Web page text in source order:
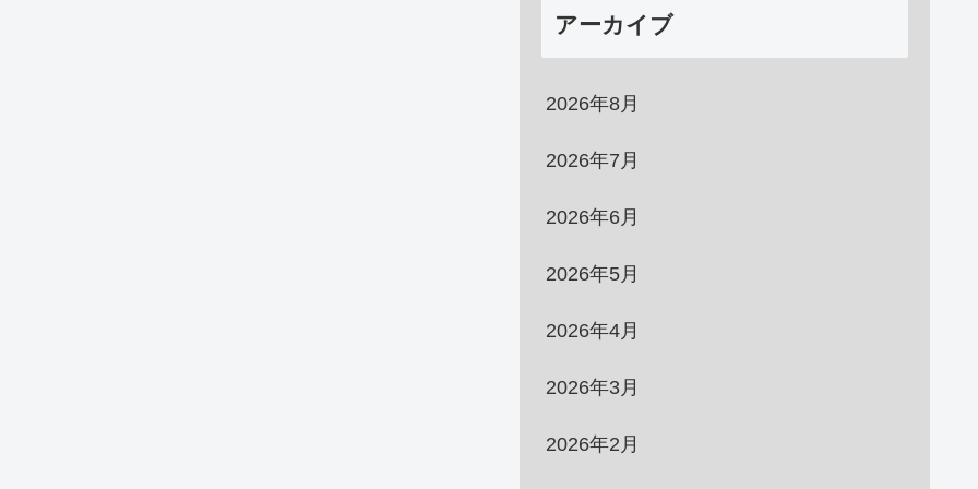
アーカイブ
2026年8月
2026年7月
2026年6月
2026年5月
2026年4月
2026年3月
2026年2月